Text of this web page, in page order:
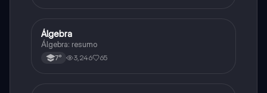
Matematica
Álgebra
Álgebra: resumo
7° 3,246 65